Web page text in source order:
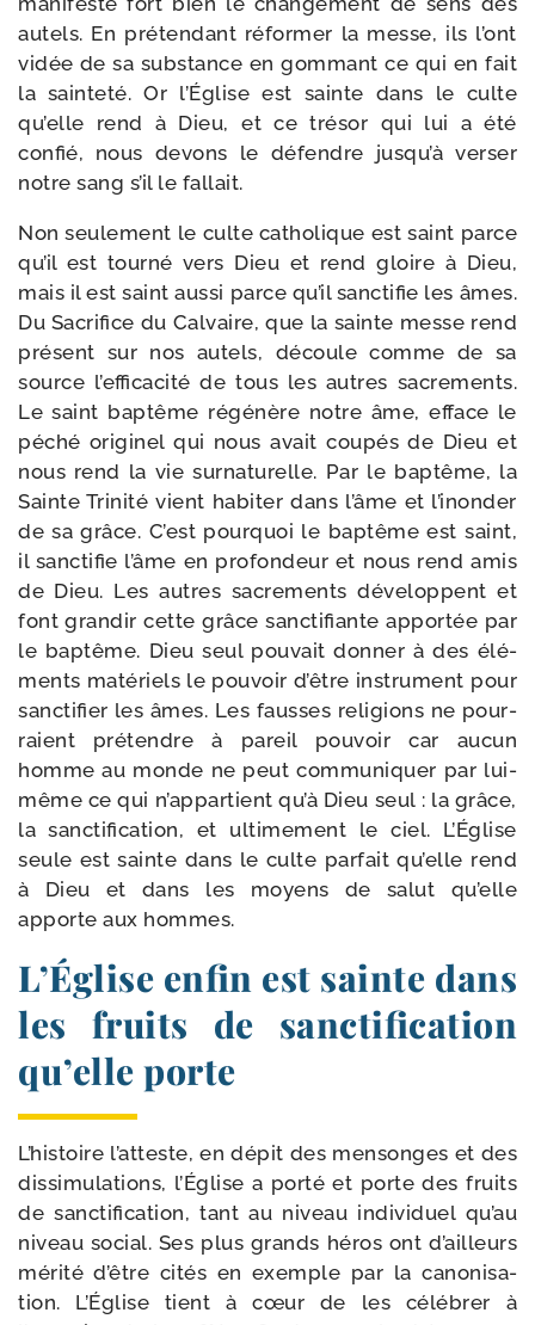
autels. En pré­ten­dant réfor­mer la messe, ils l’ont
vidée de sa sub­stance en gom­mant ce qui en fait
la sain­te­té. Or l’Église est sainte dans le culte
qu’elle rend à Dieu, et ce tré­sor qui lui a été
confié, nous devons le défendre jusqu’à ver­ser
notre sang s’il le fallait.
Non seule­ment le culte catho­lique est saint parce
qu’il est tour­né vers Dieu et rend gloire à Dieu,
mais il est saint aus­si parce qu’il sanc­ti­fie les âmes.
Du Sacrifice du Calvaire, que la sainte messe rend
pré­sent sur nos autels, découle comme de sa
source l’efficacité de tous les autres sacre­ments.
Le saint bap­tême régé­nère notre âme, efface le
péché ori­gi­nel qui nous avait cou­pés de Dieu et
nous rend la vie sur­na­tu­relle. Par le bap­tême, la
Sainte Trinité vient habi­ter dans l’âme et l’inonder
de sa grâce. C’est pour­quoi le bap­tême est saint,
il sanc­ti­fie l’âme en pro­fon­deur et nous rend amis
de Dieu. Les autres sacre­ments déve­loppent et
font gran­dir cette grâce sanc­ti­fiante appor­tée par
le bap­tême. Dieu seul pou­vait don­ner à des élé­
ments maté­riels le pou­voir d’être ins­tru­ment pour
sanc­ti­fier les âmes. Les fausses reli­gions ne pour­
raient pré­tendre à pareil pou­voir car aucun
homme au monde ne peut com­mu­ni­quer par lui-​
même ce qui n’appartient qu’à Dieu seul : la grâce,
la sanc­ti­fi­ca­tion, et ulti­me­ment le ciel. L’Église
seule est sainte dans le culte par­fait qu’elle rend
à Dieu et dans les moyens de salut qu’elle
apporte aux hommes.
L’Église enfin est sainte dans
les fruits de sanctification
qu’elle porte
L’histoire l’atteste, en dépit des men­songes et des
dis­si­mu­la­tions, l’Église a por­té et porte des fruits
de sanc­ti­fi­ca­tion, tant au niveau indi­vi­duel qu’au
niveau social. Ses plus grands héros ont d’ailleurs
méri­té d’être cités en exemple par la cano­ni­sa­
tion. L’Église tient à cœur de les célé­brer à